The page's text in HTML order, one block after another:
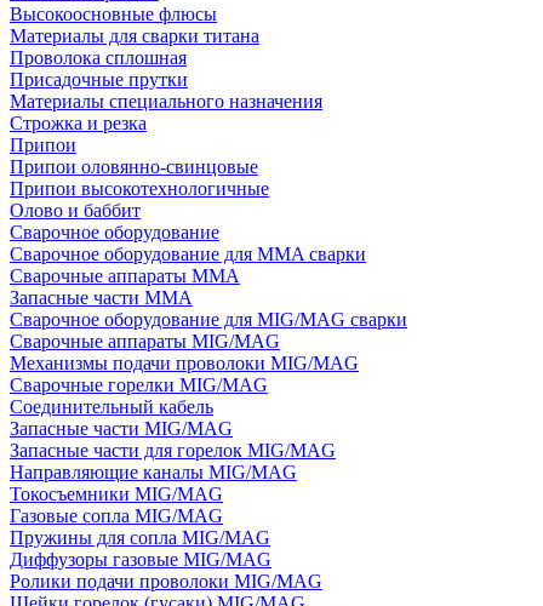
Высокоосновные флюсы
Материалы для сварки титана
Проволока сплошная
Присадочные прутки
Материалы специального назначения
Строжка и резка
Припои
Припои оловянно-свинцовые
Припои высокотехнологичные
Олово и баббит
Сварочное оборудование
Сварочное оборудование для MMA сварки
Сварочные аппараты MMA
Запасные части MMA
Сварочное оборудование для MIG/MAG сварки
Сварочные аппараты MIG/MAG
Механизмы подачи проволоки MIG/MAG
Сварочные горелки MIG/MAG
Соединительный кабель
Запасные части MIG/MAG
Запасные части для горелок MIG/MAG
Направляющие каналы MIG/MAG
Токосъемники MIG/MAG
Газовые сопла MIG/MAG
Пружины для сопла MIG/MAG
Диффузоры газовые MIG/MAG
Ролики подачи проволоки MIG/MAG